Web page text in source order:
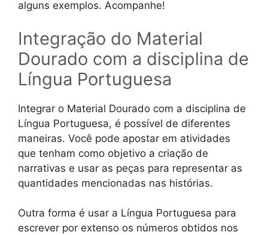
alguns exemplos. Acompanhe!
Integração do Material
Dourado com a disciplina de
Língua Portuguesa
Integrar o Material Dourado com a disciplina de
Língua Portuguesa, é possível de diferentes
maneiras. Você pode apostar em atividades
que tenham como objetivo a criação de
narrativas e usar as peças para representar as
quantidades mencionadas nas histórias.
Outra forma é usar a Língua Portuguesa para
escrever por extenso os números obtidos nos